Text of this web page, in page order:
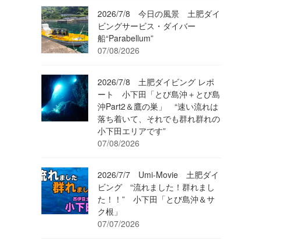
2026/7/8 今日の風景 土肥ダイ
ビングサービス・ダイバー
船“Parabellum”
07/08/2026
2026/7/8 土肥ダイビング レポ
ート 小下田「とび島沖＋とび島
沖Part2＆鷹の巣」 “速い流れは
落ち着いて、それでも群れ群れの
小下田エリアです”
07/08/2026
2026/7/7 Umi-Movie 土肥ダイ
ビング “流れました！群れまし
た！！” 小下田「とび島沖＆サ
ク根」
07/07/2026